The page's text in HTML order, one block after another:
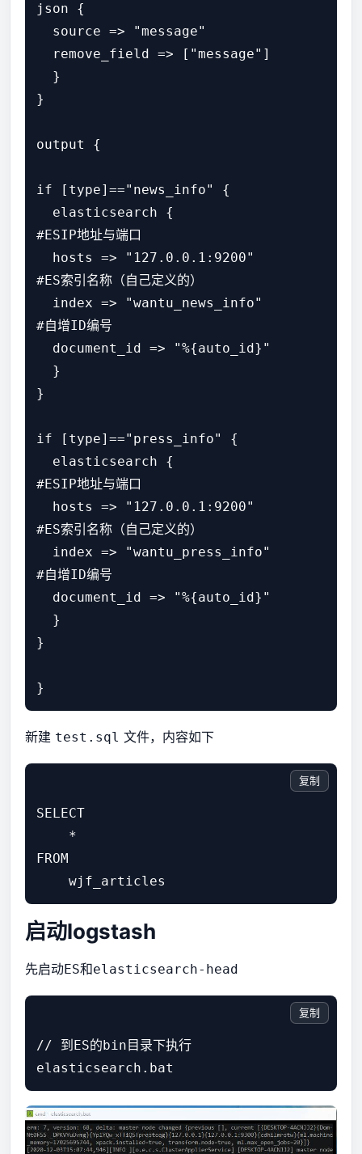
json {
  source => "message"
  remove_field => ["message"]
  }
}
output {
if [type]=="news_info" {
  elasticsearch {
#ESIP地址与端口
  hosts => "127.0.0.1:9200"
#ES索引名称（自己定义的）
  index => "wantu_news_info"
#自增ID编号
  document_id => "%{auto_id}"
  }
}
if [type]=="press_info" {
  elasticsearch {
#ESIP地址与端口
  hosts => "127.0.0.1:9200"
#ES索引名称（自己定义的）
  index => "wantu_press_info"
#自增ID编号
  document_id => "%{auto_id}"
  }
}
新建 test.sql 文件，内容如下
SELECT
    *
FROM
复制
启动logstash
先启动ES和elasticsearch-head
// 到ES的bin目录下执行
复制